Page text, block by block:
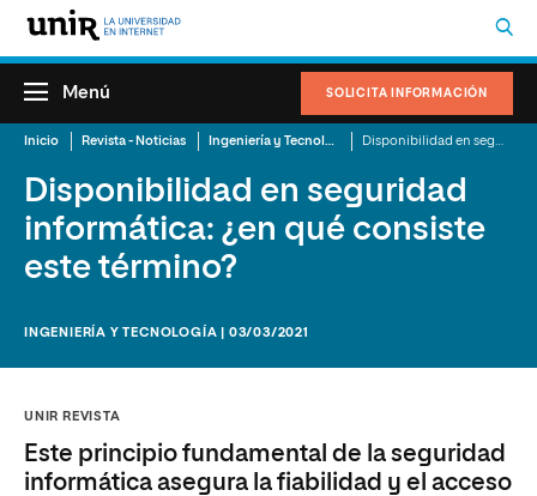
SOLICITA INFORMACIÓN
Menú
Inicio Revista - Noticias Ingeniería y Tecnología
Disponibilidad en seguridad
informática: ¿en qué consiste
este término?
INGENIERÍA Y TECNOLOGÍA | 03/03/2021
UNIR REVISTA
Este principio fundamental de la seguridad
informática asegura la fiabilidad y el acceso